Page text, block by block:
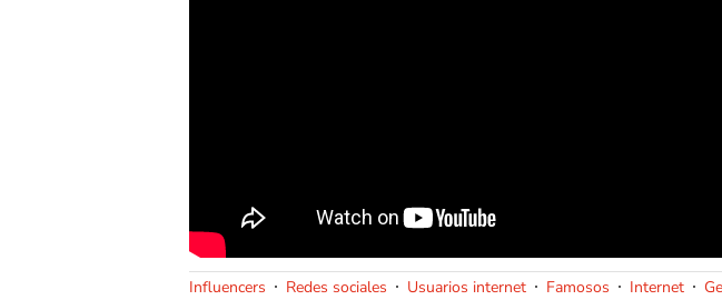
Influencers Redes sociales Usuarios internet Famosos Internet